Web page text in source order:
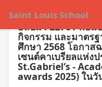
Saint Louis School
อัลบั้ม : 22761 พิธีม
กิจกรรม และมาตร
ศึกษา 2568 โอกาส
เซนต์คาเบรียลแห่ง
St.Gabriel’s -
awards 2025) ใน